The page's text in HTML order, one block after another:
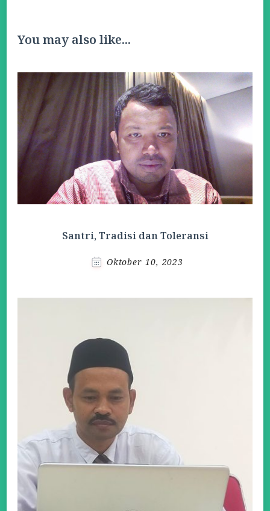
You may also like...
Santri, Tradisi dan Toleransi
Oktober 10, 2023